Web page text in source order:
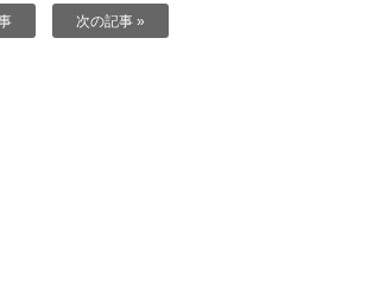
次の記事 »